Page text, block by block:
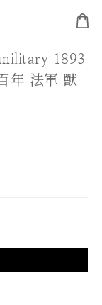
1893
年 法軍 獸